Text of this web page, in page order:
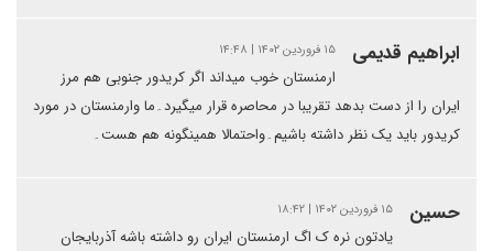
ابراهیم قدیمی ۱۵ فروردین ۱۴۰۲ | ۱۴:۴۸
ارمنستان خوب میداند اگر کریدور جنوبی هم مرز
ایران را از دست بدهد تقریبا در محاصره قرار میگیرد۔ما وارمنستان در مورد
کریدور باید یک نظر داشته باشیم۔واحتمالا همینگونه هم هست۔
حسین ۱۵ فروردین ۱۴۰۲ | ۱۸:۴۲
یادتون نره ک اگ ارمنستان ایران رو داشته باشه آذربایجان